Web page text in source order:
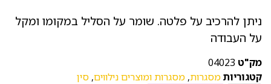
ניתן להרכיב על פלטה. שומר על הסליל במקומו ומקל
על העבודה
מק"ט 04023
קטגוריותמסגרות, מסגרות ומוצרים נילווים, סין